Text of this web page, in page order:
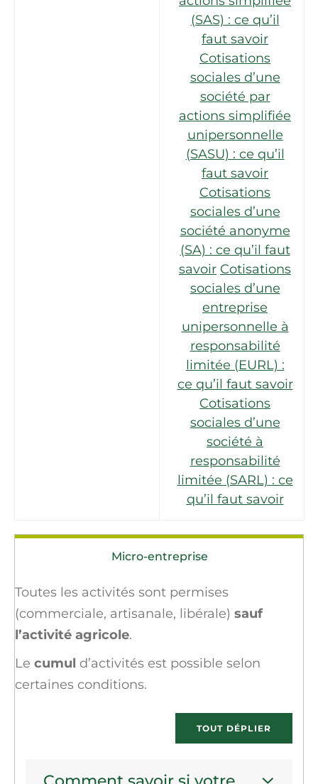
(SAS) : ce qu’il
faut savoir
Cotisations
sociales d’une
société par
actions simplifiée
unipersonnelle
(SASU) : ce qu’il
faut savoir
Cotisations
sociales d’une
société anonyme
(SA) : ce qu’il faut
savoir Cotisations
sociales d’une
entreprise
unipersonnelle à
responsabilité
limitée (EURL) :
ce qu’il faut savoir
Cotisations
sociales d’une
société à
responsabilité
limitée (SARL) : ce
qu’il faut savoir
Micro-entreprise
Toutes les activités sont permises
(commerciale, artisanale, libérale) sauf
l’activité agricole.
Le cumul d’activités est possible selon
certaines conditions.
TOUT DÉPLIER